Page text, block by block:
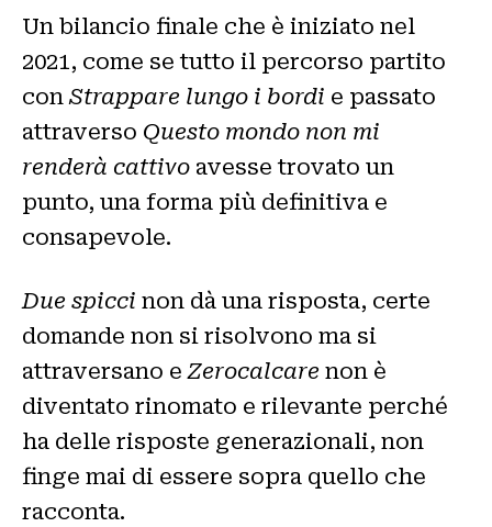
Un bilancio finale che è iniziato nel
2021, come se tutto il percorso partito
conStrappare lungo i bordi e passato
attraverso Questo mondo non mi
renderà cattivo avesse trovato un
punto, una forma più definitiva e
consapevole.
Due spicci non dà una risposta, certe
domande non si risolvono ma si
attraversano eZerocalcare non è
diventato rinomato e rilevante perché
ha delle risposte generazionali, non
finge mai di essere sopra quello che
racconta.